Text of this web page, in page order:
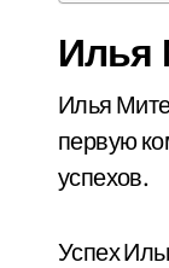
Илья
Илья
первую
успехов.
Успех